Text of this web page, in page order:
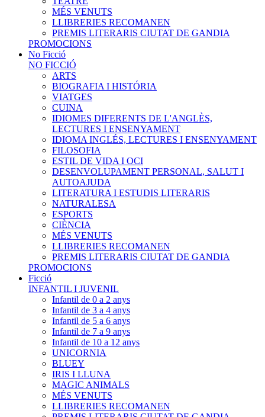
MÉS VENUTS
LLIBRERIES RECOMANEN
PREMIS LITERARIS CIUTAT DE GANDIA
PROMOCIONS
No Ficció
NO FICCIÓ
ARTS
BIOGRAFIA I HISTÓRIA
VIATGES
CUINA
IDIOMES DIFERENTS DE L'ANGLÈS,
LECTURES I ENSENYAMENT
IDIOMA INGLÉS, LECTURES I ENSENYAMENT
FILOSOFIA
ESTIL DE VIDA I OCI
DESENVOLUPAMENT PERSONAL, SALUT I
AUTOAJUDA
LITERATURA I ESTUDIS LITERARIS
NATURALESA
ESPORTS
CIÈNCIA
MÉS VENUTS
LLIBRERIES RECOMANEN
PREMIS LITERARIS CIUTAT DE GANDIA
PROMOCIONS
Ficció
INFANTIL I JUVENIL
Infantil de 0 a 2 anys
Infantil de 3 a 4 anys
Infantil de 5 a 6 anys
Infantil de 7 a 9 anys
Infantil de 10 a 12 anys
UNICORNIA
BLUEY
IRIS I LLUNA
MAGIC ANIMALS
MÉS VENUTS
LLIBRERIES RECOMANEN